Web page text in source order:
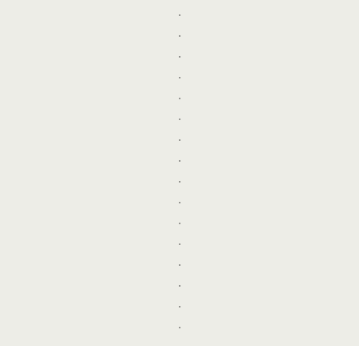
.
.
.
.
.
.
.
.
.
.
.
.
.
.
.
.